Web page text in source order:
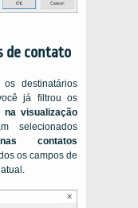
de contato
destinatários
já filtrou os
visualização
selecionados
contatos
os campos de